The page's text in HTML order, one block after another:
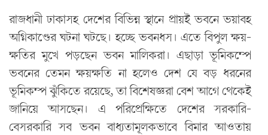
রাজধানী ঢাকাসহ দেশের বিভিন্ন স্থানে প্রায়ই ভবনে ভয়াবহ
অগ্নিকাণ্ডের ঘটনা ঘটছে। হচ্ছে ভবনধস। এতে বিপুল ক্ষয়-
ক্ষতির মুখে পড়ছেন ভবন মালিকরা। এছাড়া ভূমিকম্পে
ভবনের তেমন ক্ষয়ক্ষতি না হলেও দেশ যে বড় ধরনের
ভূমিকম্প ঝুঁকিতে রয়েছে, তা বিশেষজ্ঞরা বেশ আগে থেকেই
জানিয়ে আসছেন। এ পরিপ্রেক্ষিতে দেশের সরকারি-
বেসরকারি সব ভবন বাধ‌্যতামূলকভাবে বিমার আওতায়